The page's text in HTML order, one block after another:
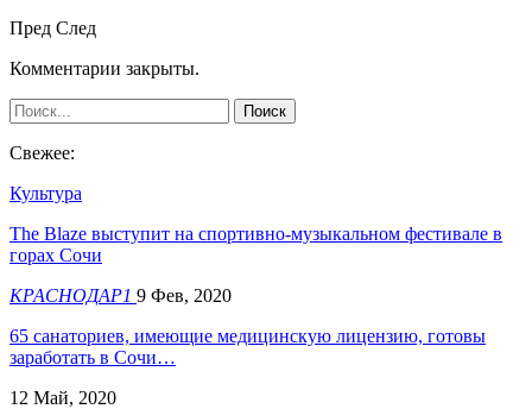
Пред След
Комментарии закрыты.
Свежее:
Культура
The Blaze выступит на спортивно-музыкальном фестивале в
горах Сочи
КРАСНОДАР1 9 Фев, 2020
65 санаториев, имеющие медицинскую лицензию, готовы
заработать в Сочи…
12 Май, 2020